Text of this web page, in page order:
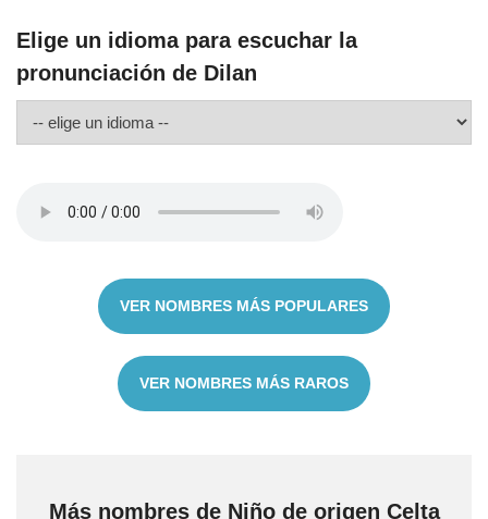
Elige un idioma para escuchar la
pronunciación de Dilan
VER NOMBRES MÁS POPULARES
VER NOMBRES MÁS RAROS
Más nombres de Niño de origen Celta